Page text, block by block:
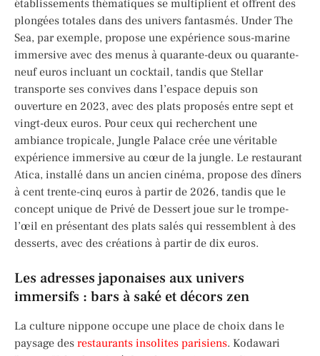
établissements thématiques se multiplient et offrent des
plongées totales dans des univers fantasmés. Under The
Sea, par exemple, propose une expérience sous-marine
immersive avec des menus à quarante-deux ou quarante-
neuf euros incluant un cocktail, tandis que Stellar
transporte ses convives dans l’espace depuis son
ouverture en 2023, avec des plats proposés entre sept et
vingt-deux euros. Pour ceux qui recherchent une
ambiance tropicale, Jungle Palace crée une véritable
expérience immersive au cœur de la jungle. Le restaurant
Atica, installé dans un ancien cinéma, propose des dîners
à cent trente-cinq euros à partir de 2026, tandis que le
concept unique de Privé de Dessert joue sur le trompe-
l’œil en présentant des plats salés qui ressemblent à des
desserts, avec des créations à partir de dix euros.
Les adresses japonaises aux univers
immersifs : bars à saké et décors zen
La culture nippone occupe une place de choix dans le
paysage des restaurants insolites parisiens. Kodawari